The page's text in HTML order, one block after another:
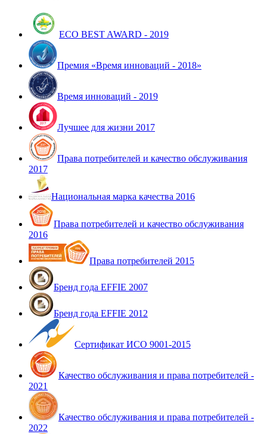
ECO BEST AWARD - 2019
Премия «Время инноваций - 2018»
Время инноваций - 2019
Лучшее для жизни 2017
Права потребителей и качество обслуживания
2017
Национальная марка качества 2016
Права потребителей и качество обслуживания
2016
Права потребителей 2015
Бренд года EFFIE 2007
Бренд года EFFIE 2012
Сертификат ИСО 9001-2015
Качество обслуживания и права потребителей -
2021
Качество обслуживания и права потребителей -
2022